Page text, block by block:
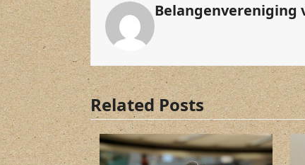
Belangenvereniging
Related Posts